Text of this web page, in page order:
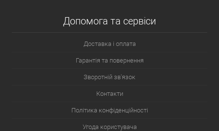
Допомога та сервіси
Доставка і оплата
Гарантія та повернення
Зворотній зв'язок
Контакти
Політика конфіденційності
Угода користувача